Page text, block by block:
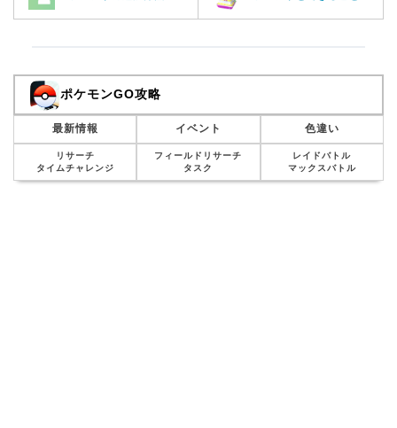
ポケモンGO攻略
最新情報 イベント 色違い
リサーチ
タイムチャレンジ
フィールドリサーチ
タスク
レイドバトル
マックスバトル